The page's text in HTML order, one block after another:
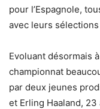
pour l’Espagnole,
avec leurs
Evoluant désormais
championnat
par deux jeunes
et Erling Haaland,